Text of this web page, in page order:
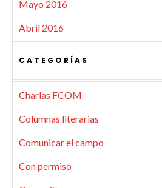
Mayo 2016
Abril 2016
CATEGORÍAS
Charlas FCOM
Columnas literarias
Comunicar el campo
Con permiso